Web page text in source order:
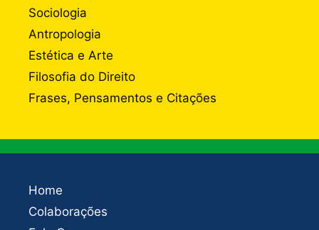
Sociologia
Antropologia
Estética e Arte
Filosofia do Direito
Frases, Pensamentos e Citações
Home
Colaborações